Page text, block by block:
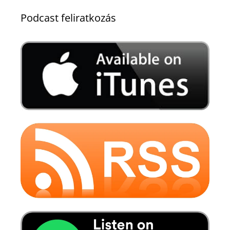
Podcast feliratkozás